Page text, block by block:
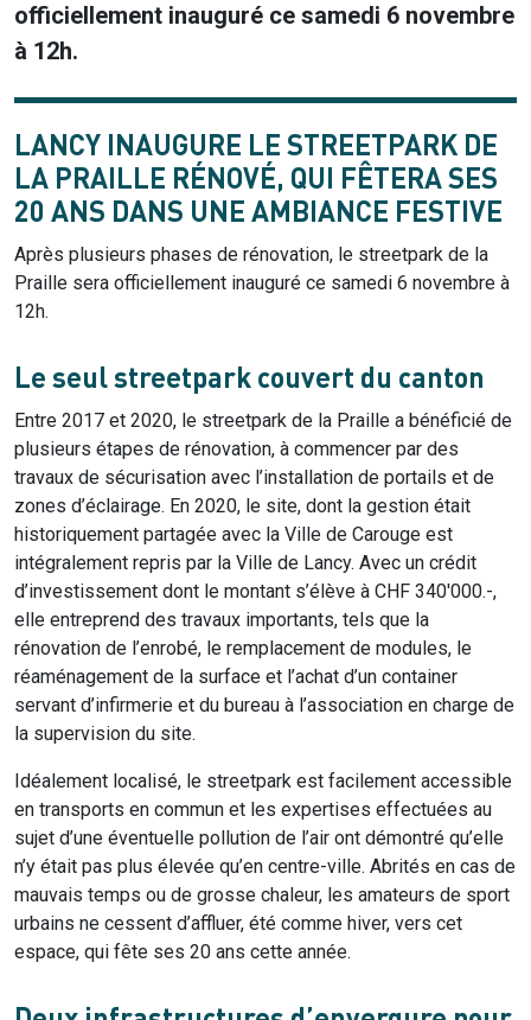
officiellement inauguré ce samedi 6 novembre
à 12h.
LANCY INAUGURE LE STREETPARK DE
LA PRAILLE RÉNOVÉ, QUI FÊTERA SES
20 ANS DANS UNE AMBIANCE FESTIVE
Après plusieurs phases de rénovation, le streetpark de la
Praille sera officiellement inauguré ce samedi 6 novembre à
12h.
Le seul streetpark couvert du canton
Entre 2017 et 2020, le streetpark de la Praille a bénéficié de
plusieurs étapes de rénovation, à commencer par des
travaux de sécurisation avec l’installation de portails et de
zones d’éclairage. En 2020, le site, dont la gestion était
historiquement partagée avec la Ville de Carouge est
intégralement repris par la Ville de Lancy. Avec un crédit
d’investissement dont le montant s’élève à CHF 340'000.-,
elle entreprend des travaux importants, tels que la
rénovation de l’enrobé, le remplacement de modules, le
réaménagement de la surface et l’achat d’un container
servant d’infirmerie et du bureau à l’association en charge de
la supervision du site.
Idéalement localisé, le streetpark est facilement accessible
en transports en commun et les expertises effectuées au
sujet d’une éventuelle pollution de l’air ont démontré qu’elle
n’y était pas plus élevée qu’en centre-ville. Abrités en cas de
mauvais temps ou de grosse chaleur, les amateurs de sport
urbains ne cessent d’affluer, été comme hiver, vers cet
espace, qui fête ses 20 ans cette année.